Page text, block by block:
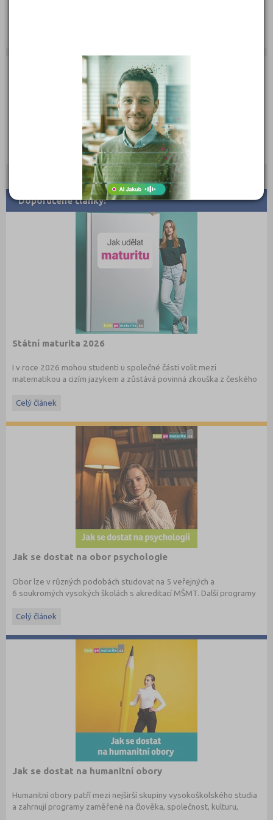
Doporučené články:
Státní maturita 2026
I v roce 2026 mohou studenti u společné části volit mezi
matematikou a cizím jazykem a zůstává povinná zkouška z českého
informacemi.
Celý článek
Jak se dostat na obor psychologie
Obor lze v různých podobách studovat na 5 veřejných a
6 soukromých vysokých školách s akreditací MŠMT. Další programy
psychologie, sociální práce, speciální a sociální pedagogika a další
Chystáte se na přijímačky na psychologii?
Stáhněte si zdarma e-book s přehledem fakult, informacemi o
přijímacím řízení a tipy k přípravě na jeden z nejžádanějších oborů:
Celý článek
Jak se dostat na humanitní obory
Humanitní obory patří mezi nejširší skupiny vysokoškolského studia
a zahrnují programy zaměřené na člověka, společnost, kulturu,